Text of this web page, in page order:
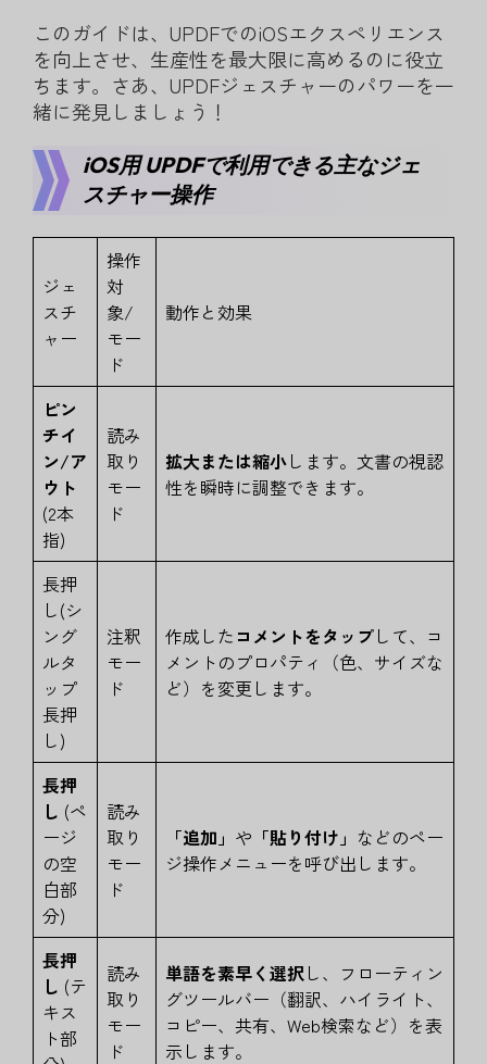
このガイドは、UPDFでのiOSエクスペリエンス
を向上させ、生産性を最大限に高めるのに役立
ちます。さあ、UPDFジェスチャーのパワーを一
緒に発見しましょう！
iOS用 UPDFで利用できる主なジェ
スチャー操作
ジェ
スチ
ャー
操作
対
象/
モー
ド
動作と効果
ピン
チイ
ン/ア
ウト
(2本
指)
読み
取り
モー
ド
拡大または縮小します。文書の視認
性を瞬時に調整できます。
長押
し(シ
ング
ルタ
ップ
長押
し)
注釈
モー
ド
作成した コメントをタップして、コ
メントのプロパティ（色、サイズな
ど）を変更します。
長押
し (ペ
ージ
の空
白部
分)
読み
取り
モー
ド
「追加」 や 「貼り付け」 などのペー
ジ操作メニューを呼び出します。
長押
し (テ
キス
ト部
読み
取り
モー
ド
単語を素早く選択し、フローティン
グツールバー（翻訳、ハイライト、
コピー、共有、Web検索など）を表
示します。